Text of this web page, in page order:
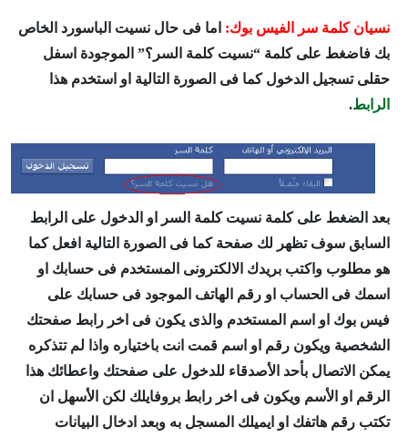
نسيان كلمة سر الفيس بوك: اما فى حال نسيت الباسورد الخاص
بك فاضغط على كلمة “نسيت كلمة السر؟” الموجودة اسفل
حقلى تسجيل الدخول كما فى الصورة التالية او استخدم هذا
الرابط.
بعد الضغط على كلمة نسيت كلمة السر او الدخول على الرابط
السابق سوف تظهر لك صفحة كما فى الصورة التالية افعل كما
هو مطلوب واكتب بريدك الالكترونى المستخدم فى حسابك او
اسمك فى الحساب او رقم الهاتف الموجود فى حسابك على
فيس بوك او اسم المستخدم والذى يكون فى اخر رابط صفحتك
الشخصية ويكون رقم او اسم قمت انت باختياره واذا لم تتذكره
يمكن الاتصال بأحد الأصدقاء للدخول على صفحتك واعطائك هذا
الرقم او الأسم ويكون فى اخر رابط بروفايلك لكن الأسهل ان
تكتب رقم هاتفك او ايميلك المسجل به وبعد ادخال البيانات